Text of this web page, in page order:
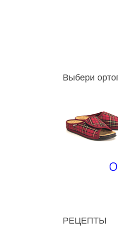
Выбери
РЕЦЕПТЫ